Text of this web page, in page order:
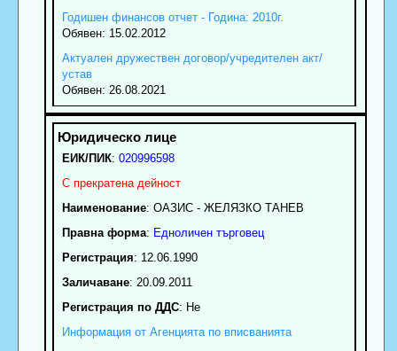
Годишен финансов отчет - Година: 2010г.
Обявен: 15.02.2012
Актуален дружествен договор/учредителен акт/
устав
Обявен: 26.08.2021
ЕИК/ПИК: 020996598
С прекратена дейност
Наименование: ОАЗИС - ЖЕЛЯЗКО ТАНЕВ
Правна форма: Едноличен търговец
Регистрация: 12.06.1990
Заличаване: 20.09.2011
Регистрация по ДДС: Нe
Информация от Агенцията по вписванията